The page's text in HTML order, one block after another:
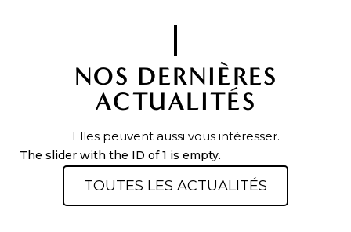
NOS DERNIÈRES
ACTUALITÉS
Elles peuvent aussi vous intéresser.
The slider with the ID of 1 is empty.
TOUTES LES ACTUALITÉS